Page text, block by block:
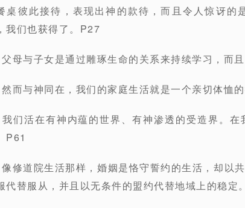
桌彼此接待，表现出神的款待，而且令人惊讶
我们也获得了。P27
母与子女是通过雕琢生命的关系来持续学习，而
而与神同在，我们的家庭生活就是一个亲切体恤
们活在有神内蕴的世界、有神渗透的受造界。
P61
修道院生活那样，婚姻是恪守誓约的生活，却以
代替服从，并且以无条件的盟约代替地域上的稳定